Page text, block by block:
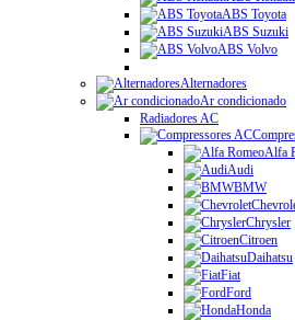
ABS Toyota
ABS Suzuki
ABS Volvo
Alternadores
Ar condicionado
Radiadores AC
Alfa
Audi
BMW
Chrysler
Citroen
Daihatsu
Fiat
Ford
Honda